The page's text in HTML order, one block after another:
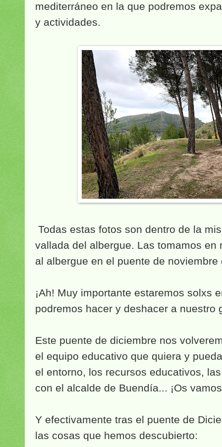
mediterráneo en la que podremos
y actividades.
Todas estas fotos son dentro de la
vallada del albergue. Las tomamos en
al albergue en el puente de noviembre
¡Ah! Muy importante estaremos solxs
podremos hacer y deshacer a nuestro
Este puente de diciembre nos
el equipo educativo que quiera y
el entorno, los recursos educativos,
con el alcalde de Buendía... ¡Os
Y efectivamente tras el puente de
las cosas que hemos descubierto: